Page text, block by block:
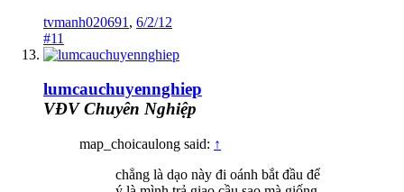
tvmanh020691 , 6/2/12
#11
lumcauchuyennghiep
VĐV Chuyên Nghiệp
map_choicaulong said: ↑
chẳng là dạo này đi oánh bắt đầu để